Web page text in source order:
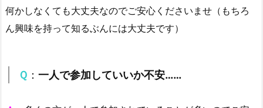
何かしなくても大丈夫なのでご安心くださいませ（もちろ
ん興味を持って知るぶんには大丈夫です）
Ｑ ： 一人で参加していいか不安……